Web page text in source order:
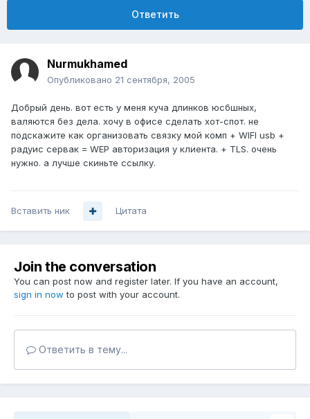
Ответить
Nurmukhamed
Опубликовано 21 сентября, 2005
Добрый день. вот есть у меня куча длинков юсбшных,
валяются без дела. хочу в офисе сделать хот-спот. не
подскажите как организовать связку мой комп + WIFI usb +
радуис сервак = WEP авторизация у клиента. + TLS. очень
нужно. а лучше скиньте ссылку.
Вставить ник Цитата
Join the conversation
You can post now and register later. If you have an account,
sign in now to post with your account.
Ответить в тему...